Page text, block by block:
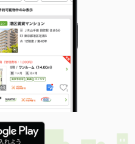
日市市日永東３